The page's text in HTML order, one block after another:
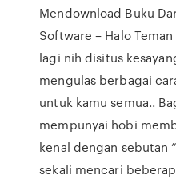
Mendownload Buku
Software – Halo
lagi nih disitus
mengulas berbagai
untuk kamu semua..
mempunyai hobi
kenal dengan sebutan
sekali mencari